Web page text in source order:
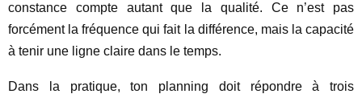
constance compte autant que la qualité. Ce n’est pas
forcément la fréquence qui fait la différence, mais la capacité
à tenir une ligne claire dans le temps.
Dans la pratique, ton planning doit répondre à trois